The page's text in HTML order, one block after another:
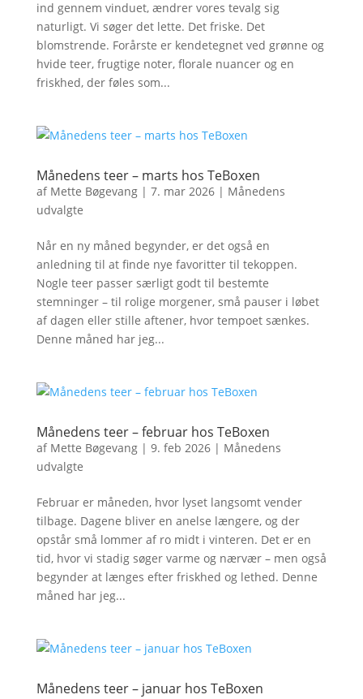
ind gennem vinduet, ændrer vores tevalg sig
naturligt. Vi søger det lette. Det friske. Det
blomstrende. Forårste er kendetegnet ved grønne og
hvide teer, frugtige noter, florale nuancer og en
friskhed, der føles som...
Månedens teer – marts hos TeBoxen
af Mette Bøgevang| 7. mar 2026| Månedens
udvalgte
Når en ny måned begynder, er det også en
anledning til at finde nye favoritter til tekoppen.
Nogle teer passer særligt godt til bestemte
stemninger – til rolige morgener, små pauser i løbet
af dagen eller stille aftener, hvor tempoet sænkes.
Denne måned har jeg...
Månedens teer – februar hos TeBoxen
af Mette Bøgevang| 9. feb 2026| Månedens
udvalgte
Februar er måneden, hvor lyset langsomt vender
tilbage. Dagene bliver en anelse længere, og der
opstår små lommer af ro midt i vinteren. Det er en
tid, hvor vi stadig søger varme og nærvær – men også
begynder at længes efter friskhed og lethed. Denne
måned har jeg...
Månedens teer – januar hos TeBoxen